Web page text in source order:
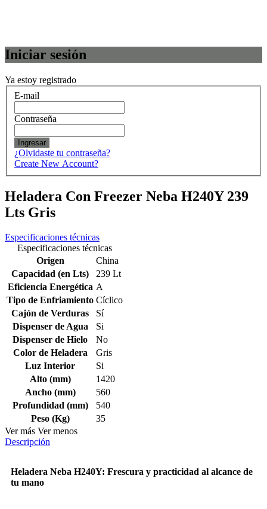
Iniciar sesión
Ya estoy registrado
E-mail
Contraseña
Ingresar
¿Olvidaste tu contraseña?
Create New Account?
Heladera Con Freezer Neba H240Y 239
Lts Gris
Especificaciones técnicas
Especificaciones técnicas
Origen
China
Capacidad (en Lts)
239 Lt
Eficiencia Energética A
Tipo de Enfriamiento Cíclico
Cajón de Verduras
Sí
Dispenser de Agua
Si
Dispenser de Hielo
No
Color de Heladera
Gris
Luz Interior
Si
Alto (mm)
1420
Ancho (mm)
560
Profundidad (mm)
540
Peso (Kg)
35
Ver más Ver menos
Descripción
Heladera Neba H240Y: Frescura y practicidad al alcance de
tu mano